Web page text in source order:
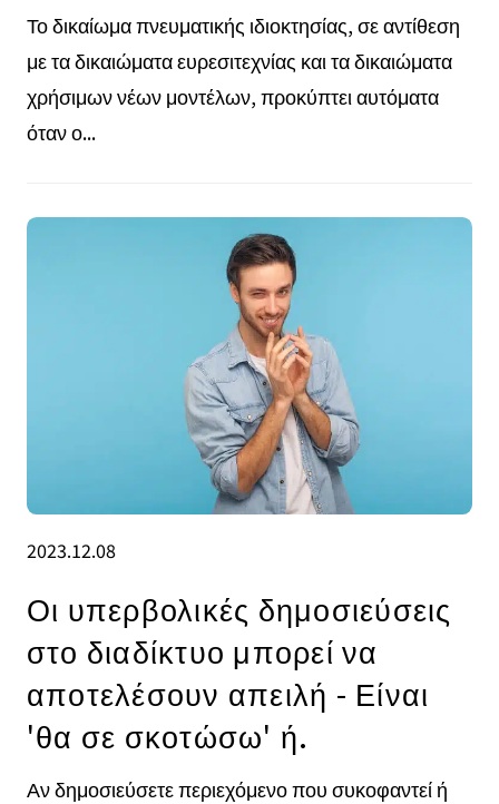
Το δικαίωμα πνευματικής ιδιοκτησίας, σε αντίθεση
με τα δικαιώματα ευρεσιτεχνίας και τα δικαιώματα
χρήσιμων νέων μοντέλων, προκύπτει αυτόματα
όταν ο...
2023.12.08
Οι υπερβολικές δημοσιεύσεις
στο διαδίκτυο μπορεί να
αποτελέσουν απειλή - Είναι
'θα σε σκοτώσω' ή.
Αν δημοσιεύσετε περιεχόμενο που συκοφαντεί ή